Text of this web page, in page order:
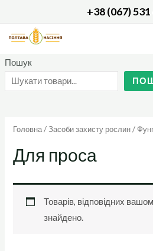
вмісту
+38 (067) 531
Пошук
Головна/Засоби захисту рослин/
Для проса
Товарів, відповідних
знайдено.